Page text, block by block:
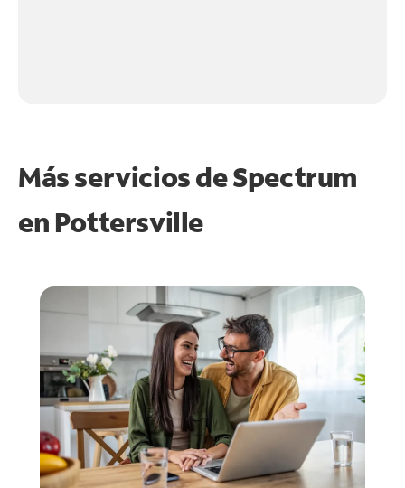
Más servicios de Spectrum
en Pottersville